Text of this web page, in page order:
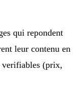
qui repondent
leur contenu en
(prix,